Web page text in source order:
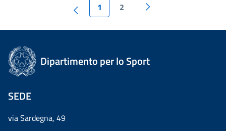
1 2
Dipartimento per lo Sport
SEDE
via Sardegna, 49